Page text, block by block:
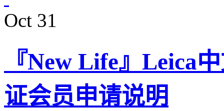
Oct 31
『New Life』Leica
证会员申请说明